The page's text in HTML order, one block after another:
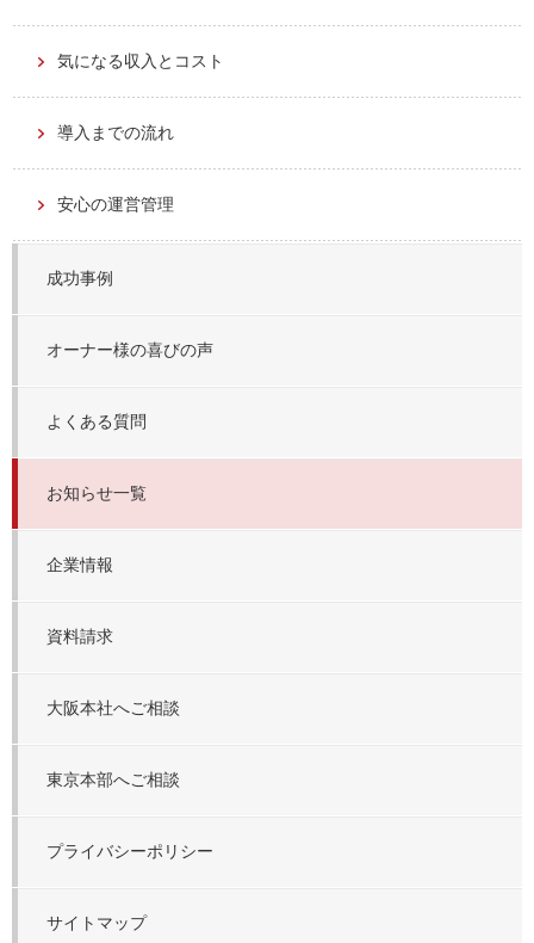
気になる収入とコスト
導入までの流れ
安心の運営管理
成功事例
オーナー様の喜びの声
よくある質問
お知らせ一覧
企業情報
資料請求
大阪本社へご相談
東京本部へご相談
プライバシーポリシー
サイトマップ